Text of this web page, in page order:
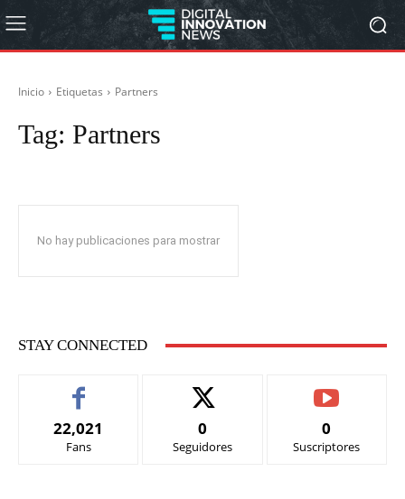
Inicio Etiquetas Partners
Tag: Partners
No hay publicaciones para mostrar
STAY CONNECTED
22,021
Fans
0
Seguidores
0
Suscriptores